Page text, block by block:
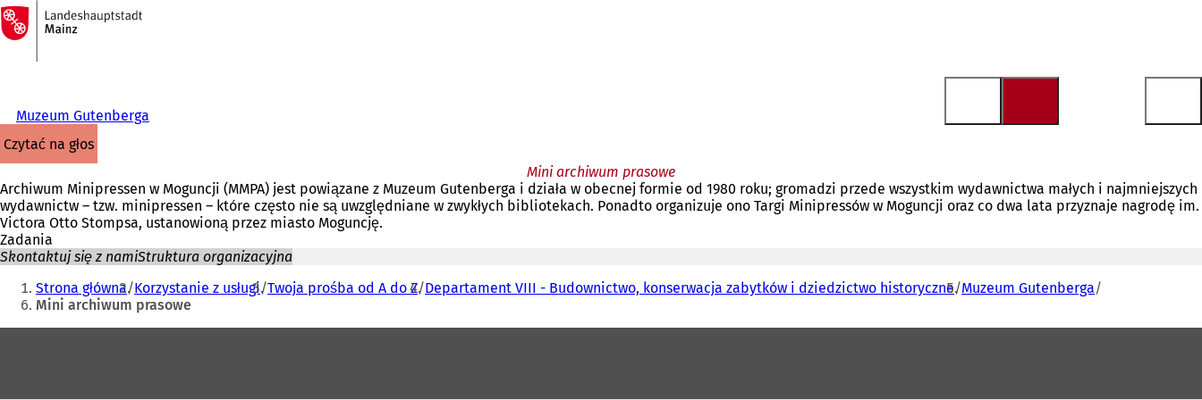
Przejdź do treści
Do
strony
głównej
Muzeum Gutenberga
czytać na głos
Mini archiwum prasowe
Archiwum Minipressen w Moguncji (MMPA) jest powiązane z Muzeum Gutenberga i działa w obecnej formie od 1980 roku; gromadzi przede wszystkim wydawnictwa małych i najmniejszych
wydawnictw – tzw. minipressen – które często nie są uwzględniane w zwykłych bibliotekach. Ponadto organizuje ono Targi Minipressów w Moguncji oraz co dwa lata przyznaje nagrodę im.
Victora Otto Stompsa, ustanowioną przez miasto Moguncję.
Zadania
Skontaktuj się z namiStruktura organizacyjna
Jesteś
tutaj:
Strona główna Korzystanie z usługi Twoja prośba od A do Z Departament VIII - Budownictwo, konserwacja zabytków i dziedzictwo historyczne Muzeum Gutenberga
Mini archiwum prasowe